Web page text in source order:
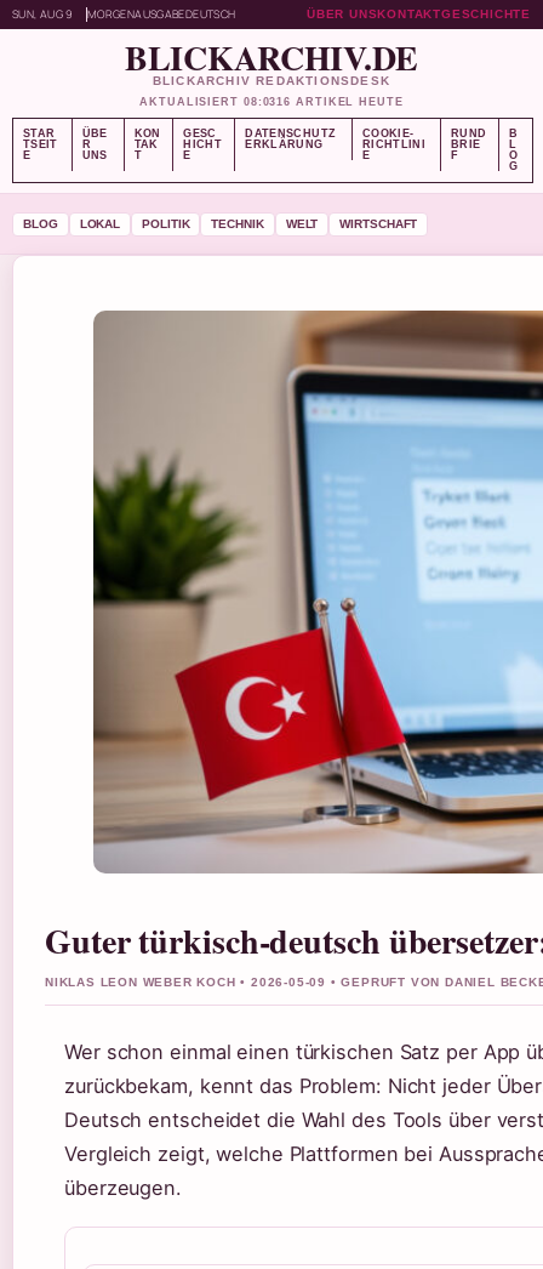
SUN, AUG 9 MORGENAUSGABEDEUTSCH ÜBER UNSKONTAKTGESCHICHTE
BLICKARCHIV.DE
BLICKARCHIV REDAKTIONSDESK
AKTUALISIERT 08:0316 ARTIKEL HEUTE
STAR
TSEIT
E
ÜBE
R
UNS
KON
TAK
T
GESC
HICHT
E
DATENSCHUTZ
ERKLÄRUNG
COOKIE-
RICHTLINI
E
RUND
BRIE
F
B
L
O
G
BLOG LOKAL POLITIK TECHNIK WELT WIRTSCHAFT
Guter türkisch-deutsch
NIKLAS LEON WEBER KOCH • 2026-05-09 • GEPRUFT VON DANIEL
Wer schon einmal einen türkischen Satz per App
zurückbekam, kennt das Problem: Nicht jeder
Deutsch entscheidet die Wahl des Tools über
Vergleich zeigt, welche Plattformen bei
überzeugen.